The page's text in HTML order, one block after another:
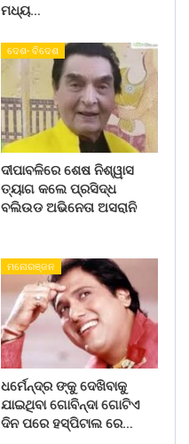
ମଧ୍ୟ…
ଦେଶ- ବିଦେଶ
ଦୀପାବଳିରେ ଶେଷ ନିଶ୍ୱାସ
ତ୍ୟାଗ କଲେ ପ୍ରସିଦ୍ଧ
ବଲିଉଡ ଅଭିନେତା ଅସରାନି
ମନୋରଞ୍ଜନ
ଧର୍ମେନ୍ଦ୍ର ଙ୍କୁ ଦେଖିବାକୁ
ଯାଇଥିବା ଗୋବିନ୍ଦା ଗୋଟିଏ
ଦିନ ପରେ ହସ୍ପିଟାଲ ରେ…